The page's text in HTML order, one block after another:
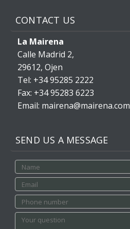
CONTACT US
La Mairena
Calle Madrid 2,
29612, Ojen
Tel: +34 95285 2222
Fax: +34 95283 6223
Email: mairena@mairena.com
SEND US A MESSAGE